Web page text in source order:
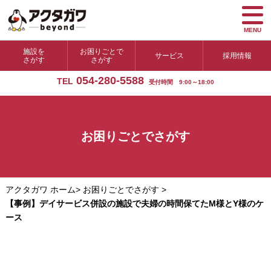
施設を
さがす
お困りごとで
さがす
サービス 採用情報
TEL 054-280-5588 受付時間 9:00～18:00
MENU
お困りごとでさがす
アクタガワ ホーム> お困りごとでさがす >
【事例】デイサービス併設の施設で夫婦の時間保てたM様とY様のケ
ース